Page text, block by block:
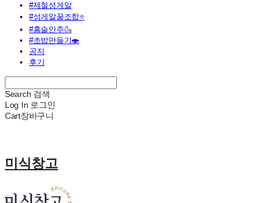
#제철성게알
#성게알꿀조합⭐
#홈술안주🍶
#초밥만들기🍣
공지
후기
Search 검색
Log In 로그인
Cart장바구니
미식창고